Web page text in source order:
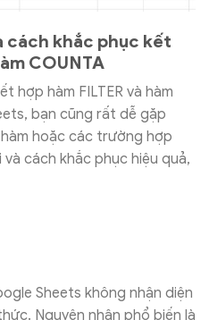
cách khắc phục kết
COUNTA
hợp hàm FILTER và hàm
bạn cũng rất dễ gặp
hoặc các trường hợp
cách khắc phục hiệu quả,
Sheets không nhận diện
Nguyên nhân phổ biến là